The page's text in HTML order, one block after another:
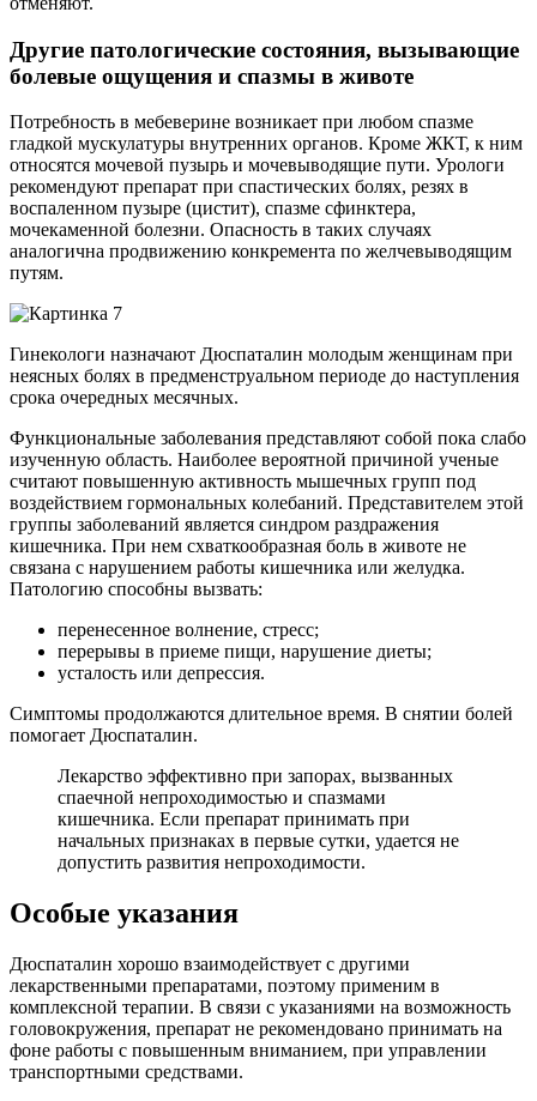
Другие патологические состояния, вызывающие
болевые ощущения и спазмы в животе
Потребность в мебеверине возникает при любом спазме
гладкой мускулатуры внутренних органов. Кроме ЖКТ, к ним
относятся мочевой пузырь и мочевыводящие пути. Урологи
рекомендуют препарат при спастических болях, резях в
воспаленном пузыре (цистит), спазме сфинктера,
мочекаменной болезни. Опасность в таких случаях
аналогична продвижению конкремента по желчевыводящим
путям.
Гинекологи назначают Дюспаталин молодым женщинам при
неясных болях в предменструальном периоде до наступления
срока очередных месячных.
Функциональные заболевания представляют собой пока слабо
изученную область. Наиболее вероятной причиной ученые
считают повышенную активность мышечных групп под
воздействием гормональных колебаний. Представителем этой
группы заболеваний является синдром раздражения
кишечника. При нем схваткообразная боль в животе не
связана с нарушением работы кишечника или желудка.
Патологию способны вызвать:
перенесенное волнение, стресс;
перерывы в приеме пищи, нарушение диеты;
усталость или депрессия.
Симптомы продолжаются длительное время. В снятии болей
помогает Дюспаталин.
Лекарство эффективно при запорах, вызванных
спаечной непроходимостью и спазмами
кишечника. Если препарат принимать при
начальных признаках в первые сутки, удается не
допустить развития непроходимости.
Особые указания
Дюспаталин хорошо взаимодействует с другими
лекарственными препаратами, поэтому применим в
комплексной терапии. В связи с указаниями на возможность
головокружения, препарат не рекомендовано принимать на
фоне работы с повышенным вниманием, при управлении
транспортными средствами.